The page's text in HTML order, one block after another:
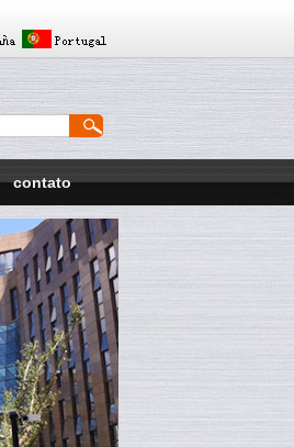
contato